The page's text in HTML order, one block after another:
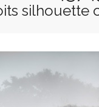
silhouette